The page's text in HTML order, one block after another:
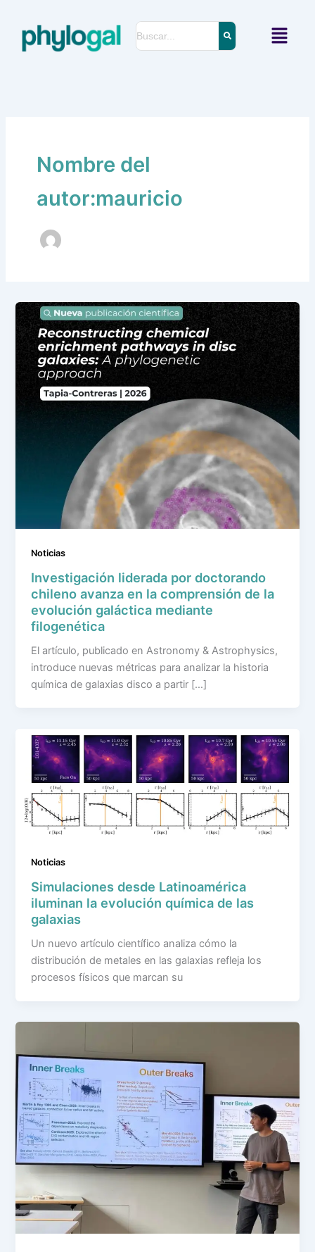
contenido
Menú
Nombre del
autor:mauricio
Noticias
Investigación liderada por doctorando
chileno avanza en la comprensión de la
evolución galáctica mediante
filogenética
El artículo, publicado en Astronomy & Astrophysics,
introduce nuevas métricas para analizar la historia
química de galaxias disco a partir […]
Noticias
Simulaciones desde Latinoamérica
iluminan la evolución química de las
galaxias
Un nuevo artículo científico analiza cómo la
distribución de metales en las galaxias refleja los
procesos físicos que marcan su